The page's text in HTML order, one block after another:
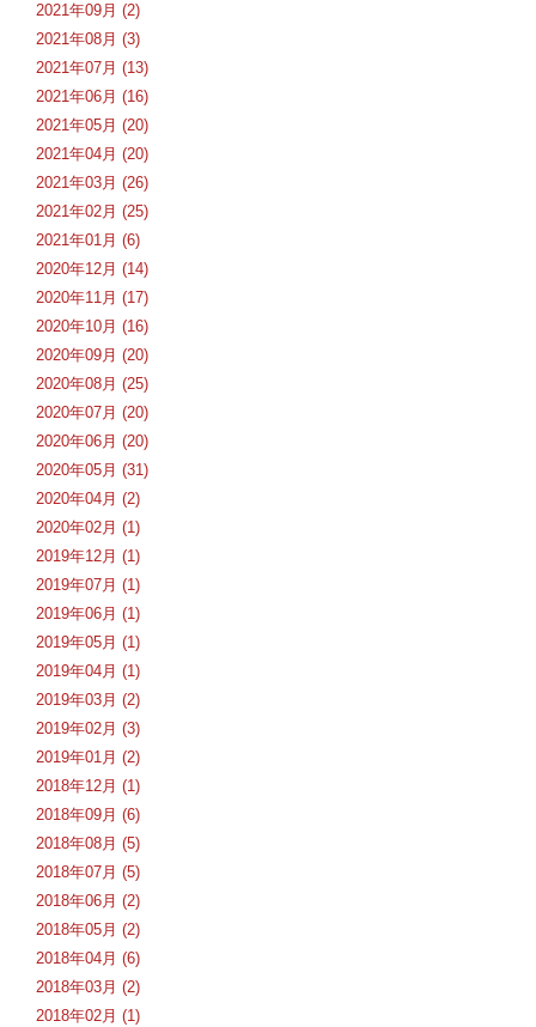
2021年09月 (2)
2021年08月 (3)
2021年07月 (13)
2021年06月 (16)
2021年05月 (20)
2021年04月 (20)
2021年03月 (26)
2021年02月 (25)
2021年01月 (6)
2020年12月 (14)
2020年11月 (17)
2020年10月 (16)
2020年09月 (20)
2020年08月 (25)
2020年07月 (20)
2020年06月 (20)
2020年05月 (31)
2020年04月 (2)
2020年02月 (1)
2019年12月 (1)
2019年07月 (1)
2019年06月 (1)
2019年05月 (1)
2019年04月 (1)
2019年03月 (2)
2019年02月 (3)
2019年01月 (2)
2018年12月 (1)
2018年09月 (6)
2018年08月 (5)
2018年07月 (5)
2018年06月 (2)
2018年05月 (2)
2018年04月 (6)
2018年03月 (2)
2018年02月 (1)